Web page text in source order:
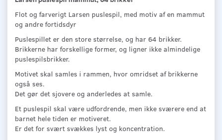
Flot og farverigt Larsen puslespil, med motiv af en mammut
og andre fortidsdyr
Puslespillet er den store størrelse, og har 64 brikker.
Brikkerne har forskellige former, og ligner ikke almindelige
puslespilsbrikker.
Motivet skal samles i rammen, hvor omridset af brikkerne
også ses.
Det gør det sjovere og anderledes at samle.
Et puslespil skal være udfordrende, men ikke sværere end at
barnet hele tiden er motiveret.
Er det for svært svækkes lyst og koncentration.